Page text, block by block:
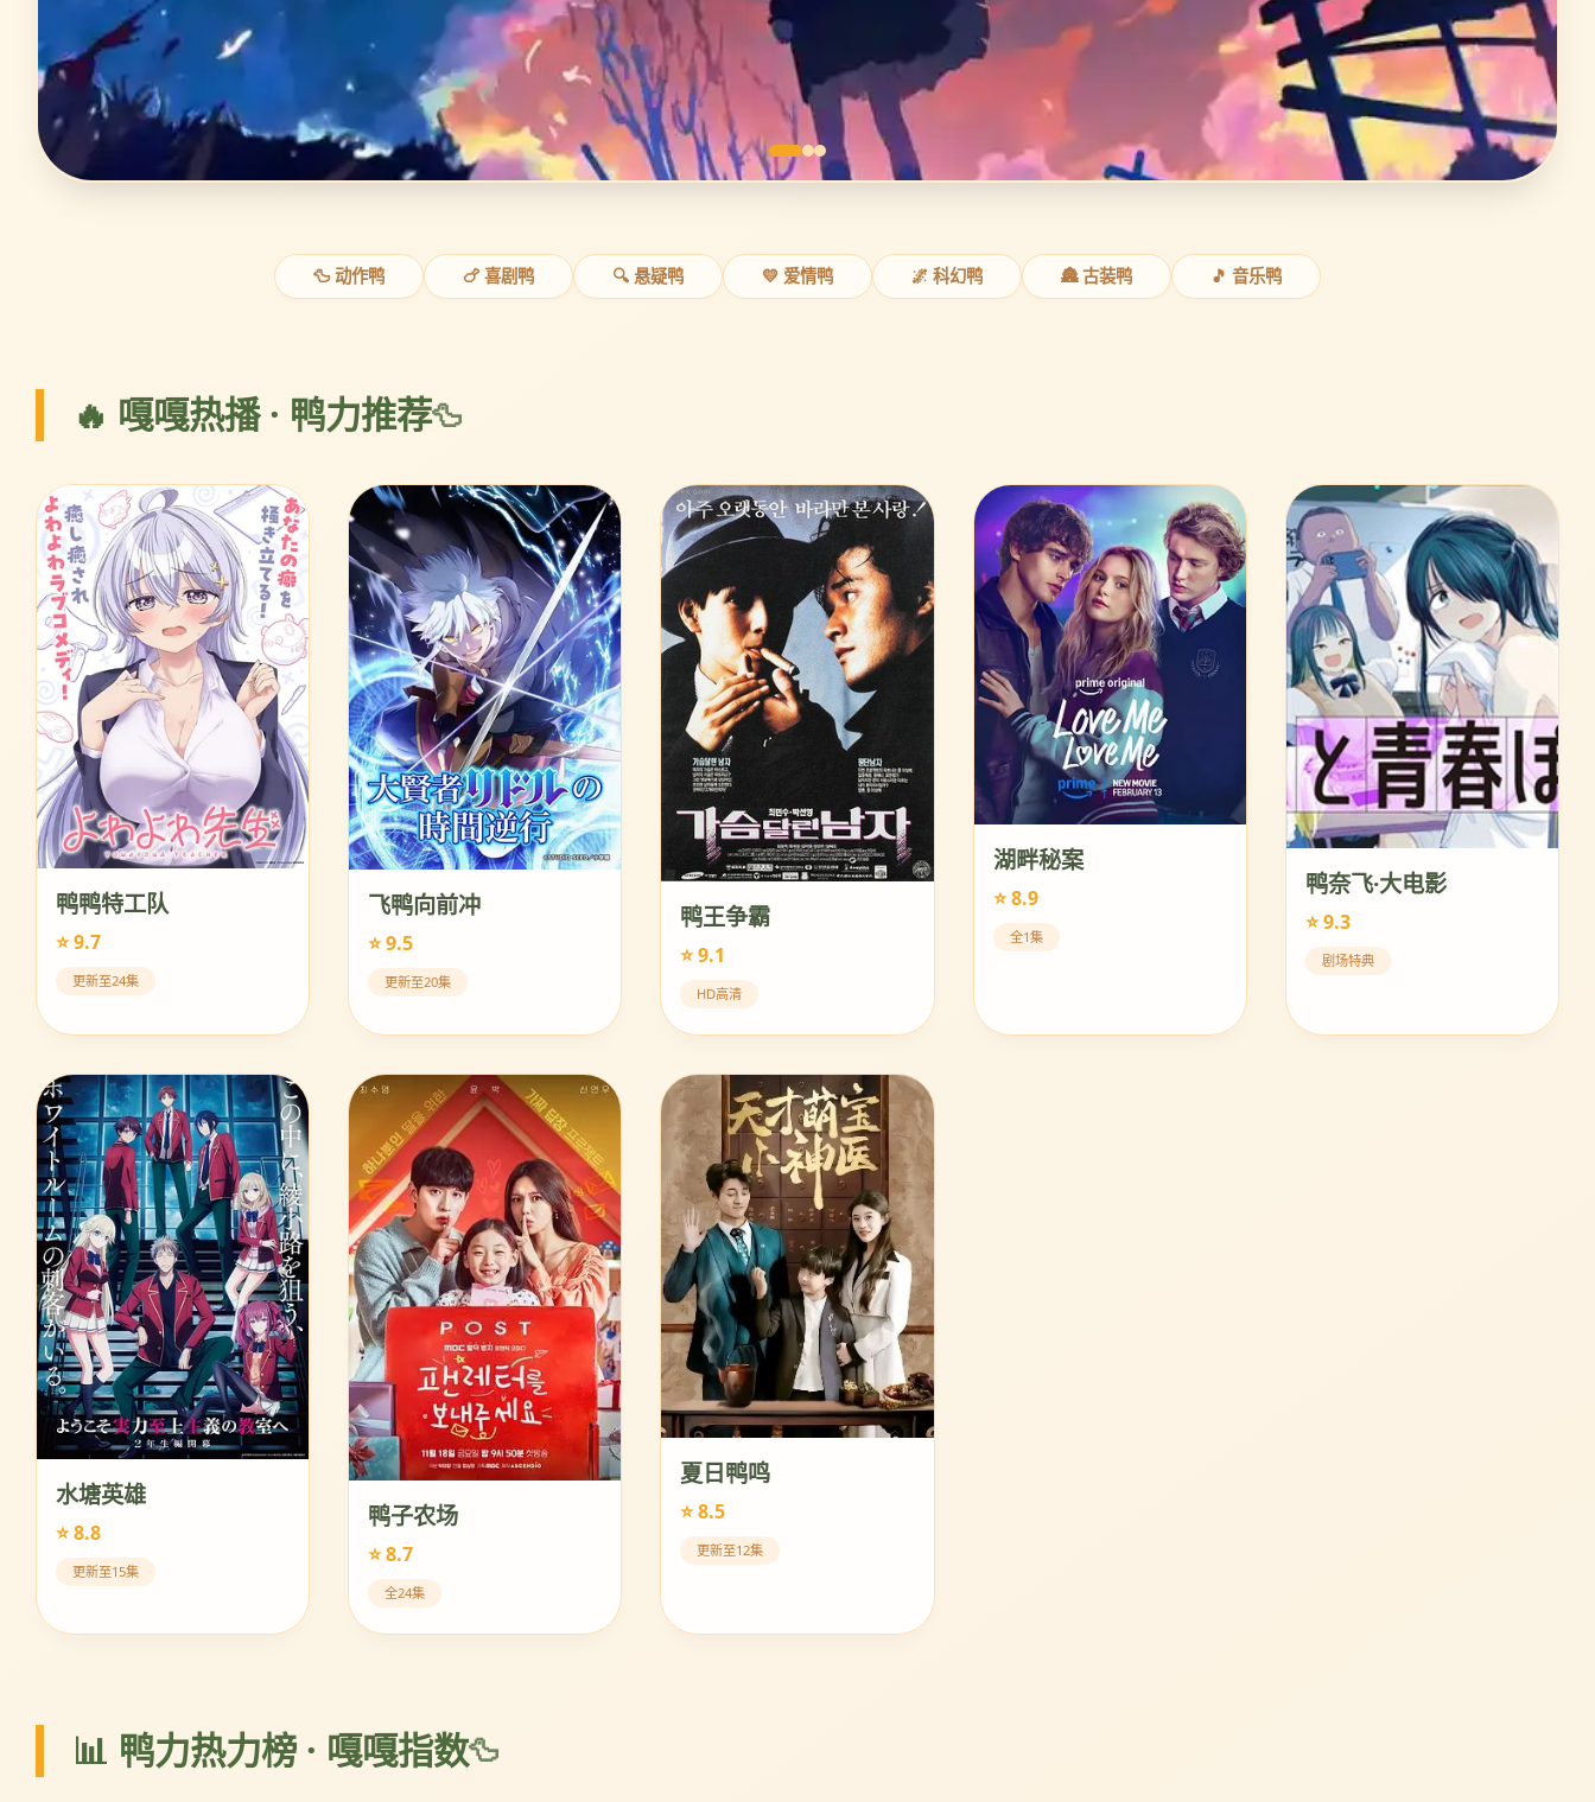
🦆 动作鸭 🍗 喜剧鸭 🔍 悬疑鸭 💛 爱情鸭 🌌 科幻鸭 🏯 古装鸭 🎵 音乐鸭
🔥 嘎嘎热播 · 鸭力推荐
鸭鸭特工队
⭐ 9.7
更新至24集
飞鸭向前冲
⭐ 9.5
更新至20集
鸭王争霸
⭐ 9.1
HD高清
湖畔秘案
⭐ 8.9
全1集
鸭奈飞·大电影
⭐ 9.3
剧场特典
水塘英雄
⭐ 8.8
更新至15集
鸭子农场
⭐ 8.7
全24集
夏日鸭鸣
⭐ 8.5
更新至12集
📊 鸭力热力榜 · 嘎嘎指数